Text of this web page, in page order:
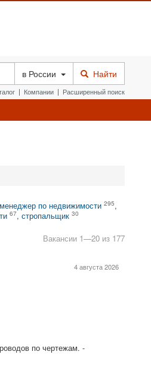
в России Найти
| Компании | Расширенный поиск
менеджер по недвижимости 295,
67, стропальщик 30
Вакансии 1—20 из 177
4 августа 2026
по чертежам. -